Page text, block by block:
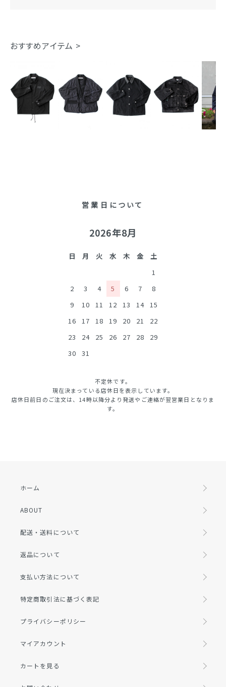
おすすめアイテム >
営業日について
2026年8月
日 月 火 水 木 金
土
1
2
3 4 5 6 7
8
9
10 11 12 13 14 15
16
17 18 19 20 21
22
23
24 25 26 27 28
29
30
31
不定休です。
現在決まっている店休日を表示しています。
店休日前日のご注文は、14時以降分より発送やご連絡が翌営業日となりま
す。
ホーム
ABOUT
配送・送料について
返品について
支払い方法について
特定商取引法に基づく表記
プライバシーポリシー
マイアカウント
カートを見る